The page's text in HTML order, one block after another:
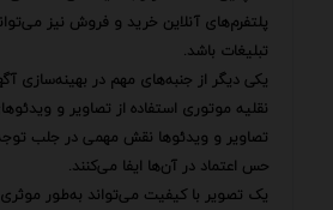
پلتفرم‌های آنلاین خرید و فروش نیز
تبلیغات باشد.
یکی دیگر از جنبه‌های مهم در بهینه‌سازی
نقلیه موتوری استفاده از تصاویر و
تصاویر و ویدئوها نقش مهمی در جلب
حس اعتماد در آن‌ها ایفا می‌کنند.
یک تصویر با کیفیت می‌تواند به‌طور